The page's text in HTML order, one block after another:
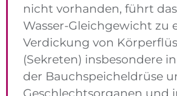
nicht vorhanden, führt
Wasser-Gleichgewicht zu
Verdickung von
(Sekreten) insbesondere
der Bauchspeicheldrüse